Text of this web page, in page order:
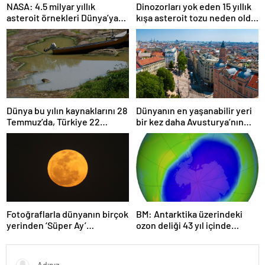
NASA: 4.5 milyar yıllık
asteroit örnekleri Dünya’ya
getirildi; yaşamın
başlangıcına ışık tutabilir
Dinozorları yok eden 15 yıllık
kışa asteroit tozu neden oldu
| Araştırma
Dünya bu yılın kaynaklarını 28
Temmuz’da, Türkiye 22
Haziran’da tüketti
Dünyanın en yaşanabilir yeri
bir kez daha Avusturya’nın
başkenti Viyana oldu
Fotoğraflarla dünyanın birçok
yerinden ‘Süper Ay’
BM: Antarktika üzerindeki
ozon deliği 43 yıl içinde